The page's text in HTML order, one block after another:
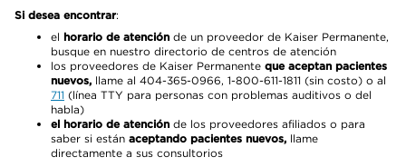
Si desea encontrar:
el horario de atención de un proveedor de Kaiser Permanente,
busque en nuestro directorio de centros de atención
los proveedores de Kaiser Permanente que aceptan pacientes
nuevos, llame al 404-365-0966, 1-800-611-1811 (sin costo) o al
711 (línea TTY para personas con problemas auditivos o del
habla)
el horario de atención de los proveedores afiliados o para
saber si están aceptando pacientes nuevos, llame
directamente a sus consultorios